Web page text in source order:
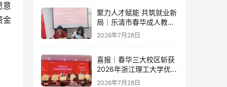
意
金
聚力人才赋能 共筑就业新
局｜乐清市春华成人教育
学校与省级示范零工市场
2026年7月28日
喜报｜春华三大校区斩获
2026年浙江理工大学优秀
教学点荣誉
2026年7月28日